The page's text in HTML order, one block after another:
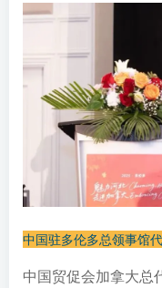
中国驻多伦多总领事馆
中国贸促会加拿大总